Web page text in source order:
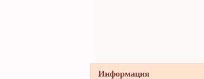
Информация